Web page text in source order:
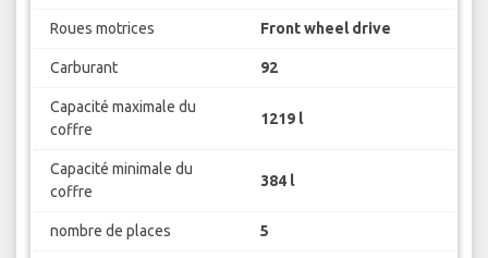
Roues motrices Front wheel drive
Carburant 92
Capacité maximale du
coffre
1219 l
Capacité minimale du
coffre
384 l
nombre de places 5